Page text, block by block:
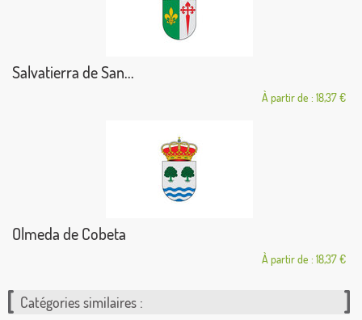
Salvatierra de San...
À partir de : 18,37 €
Olmeda de Cobeta
À partir de : 18,37 €
Catégories similaires :